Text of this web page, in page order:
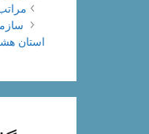
ناوبری
نوشته‌ها
استان